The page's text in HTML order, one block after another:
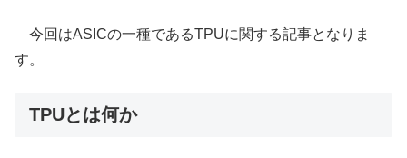
今回はASICの一種であるTPUに関する記事となりま
す。
TPUとは何か